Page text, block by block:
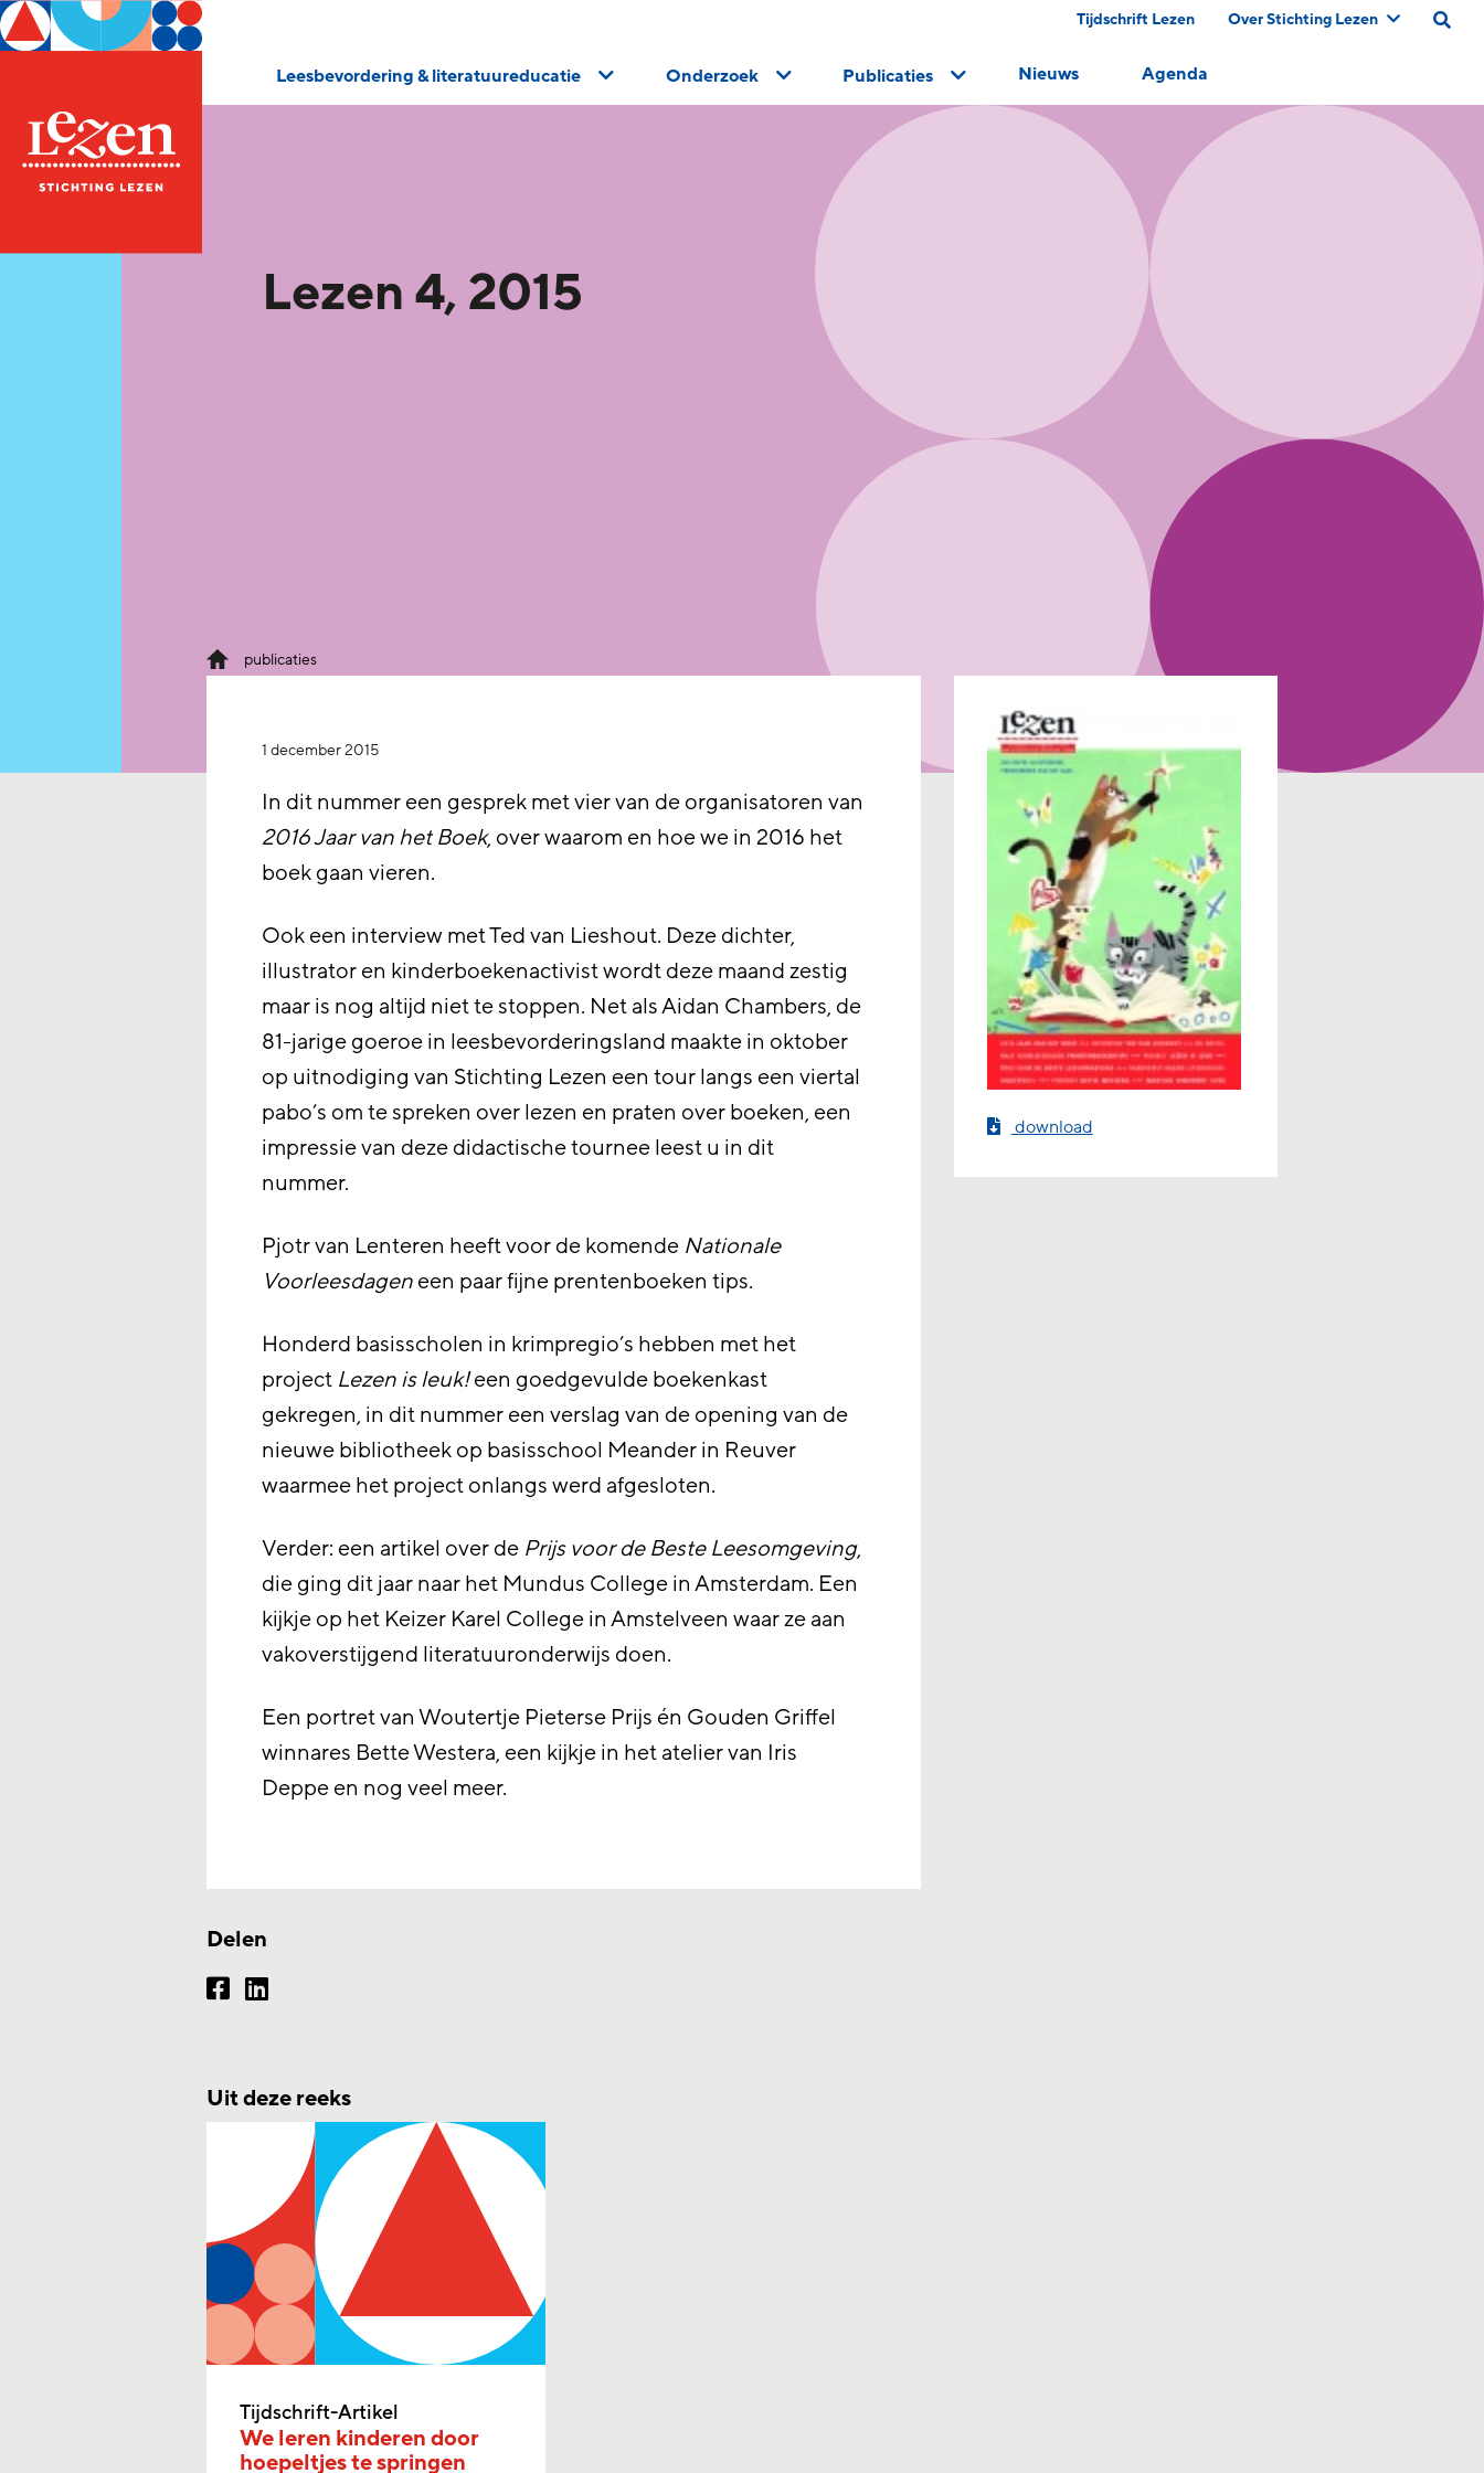
Tijdschrift Lezen Over Stichting Lezen
Leesbevordering & literatuureducatie Onderzoek Publicaties Nieuws Agenda
Lezen 4, 2015
publicaties
download
1 december 2015
In dit nummer een gesprek met vier van de organisatoren van
2016 Jaar van het Boek, over waarom en hoe we in 2016 het
boek gaan vieren.
Ook een interview met Ted van Lieshout. Deze dichter,
illustrator en kinderboekenactivist wordt deze maand zestig
maar is nog altijd niet te stoppen. Net als Aidan Chambers, de
81-jarige goeroe in leesbevorderingsland maakte in oktober
op uitnodiging van Stichting Lezen een tour langs een viertal
pabo’s om te spreken over lezen en praten over boeken, een
impressie van deze didactische tournee leest u in dit
nummer.
Pjotr van Lenteren heeft voor de komende Nationale
Voorleesdageneen paar fijne prentenboeken tips.
Honderd basisscholen in krimpregio’s hebben met het
project Lezen is leuk!een goedgevulde boekenkast
gekregen, in dit nummer een verslag van de opening van de
nieuwe bibliotheek op basisschool Meander in Reuver
waarmee het project onlangs werd afgesloten.
Verder: een artikel over de Prijs voor de Beste Leesomgeving,
die ging dit jaar naar het Mundus College in Amsterdam. Een
kijkje op het Keizer Karel College in Amstelveen waar ze aan
vakoverstijgend literatuuronderwijs doen.
Een portret van Woutertje Pieterse Prijs én Gouden Griffel
winnares Bette Westera, een kijkje in het atelier van Iris
Deppe en nog veel meer.
Delen
Uit deze reeks
Tijdschrift-Artikel
We leren kinderen door
hoepeltjes te springen